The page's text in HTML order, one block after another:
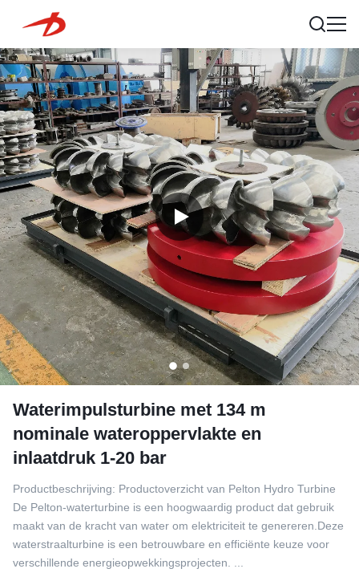
Waterimpulsturbine met 134 m
nominale wateroppervlakte en
inlaatdruk 1-20 bar
Productbeschrijving: Productoverzicht van Pelton Hydro Turbine
De Pelton-waterturbine is een hoogwaardig product dat gebruik
maakt van de kracht van water om elektriciteit te genereren.Deze
waterstraalturbine is een betrouwbare en efficiënte keuze voor
verschillende energieopwekkingsprojecten. ...